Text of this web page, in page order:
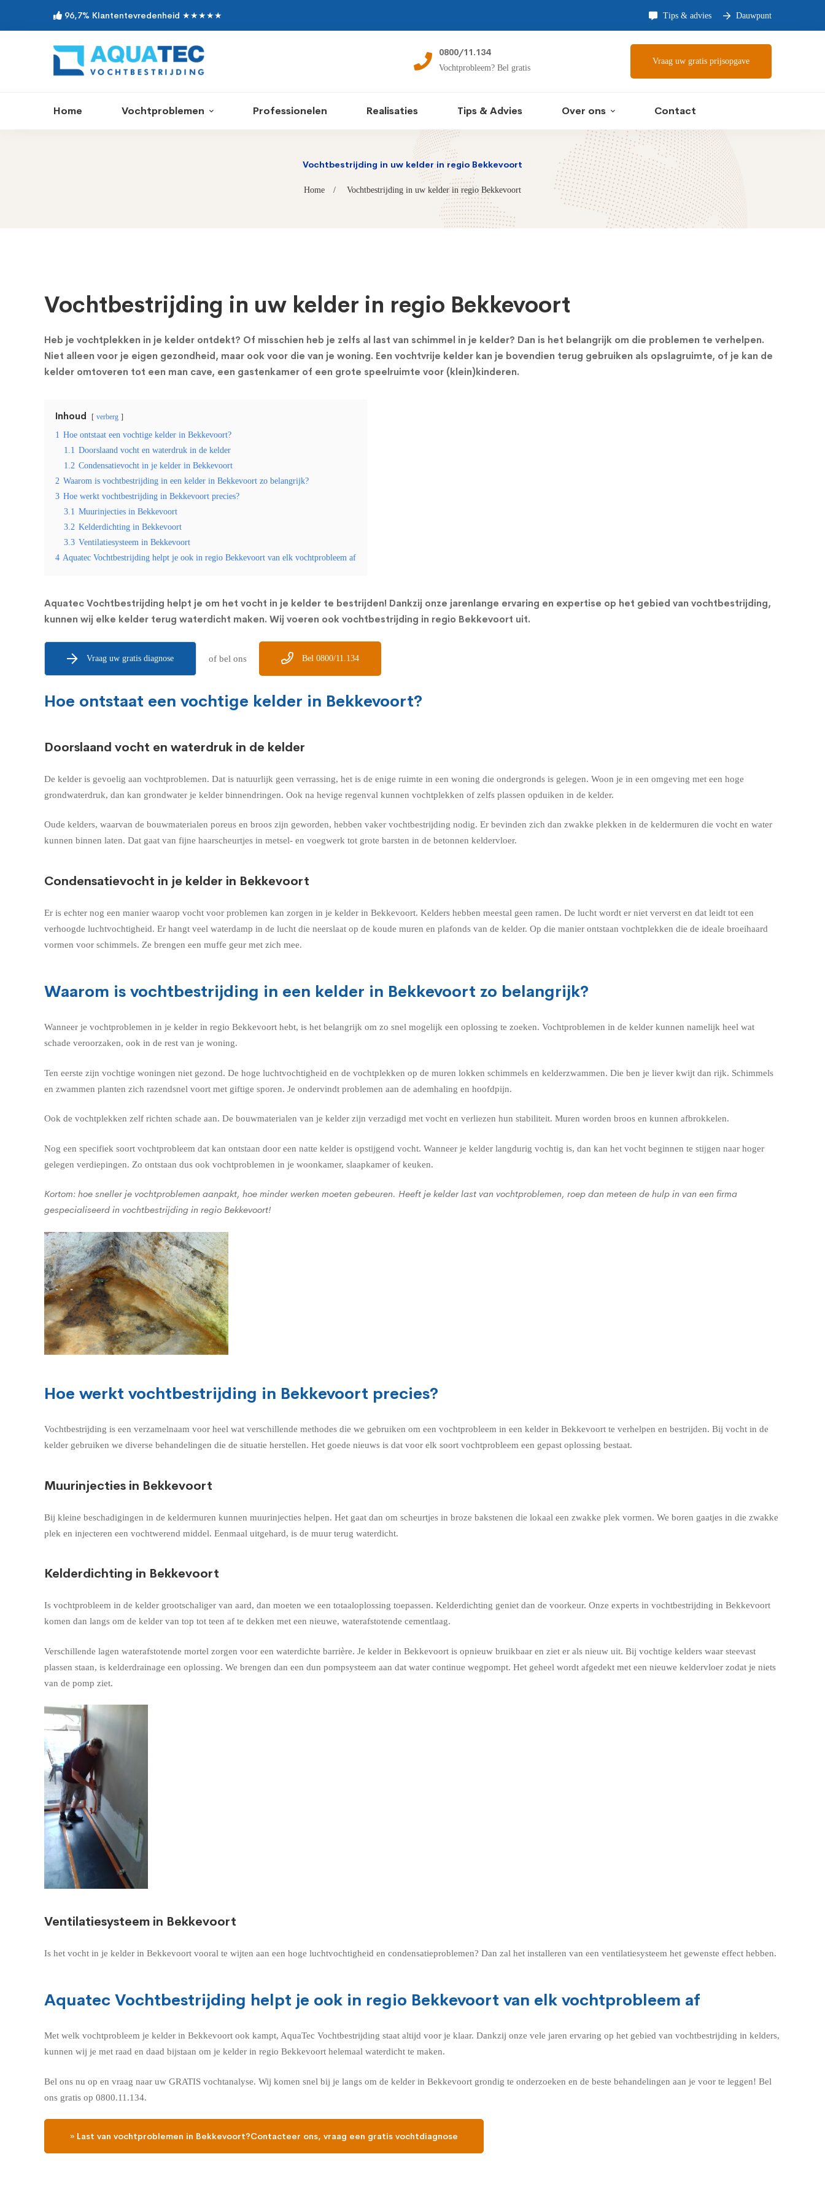
96,7% Klantentevredenheid ★★★★★ Tips & advies Dauwpunt
0800/11.134
Vochtprobleem? Bel gratis
Vraag uw gratis prijsopgave
Home Vochtproblemen Professionelen Realisaties Tips & Advies Over ons Contact
Vochtbestrijding in uw kelder in regio Bekkevoort
Home Vochtbestrijding in uw kelder in regio Bekkevoort
Vochtbestrijding in uw kelder in regio Bekkevoort
Heb je vochtplekken in je kelder ontdekt? Of misschien heb je zelfs al last van schimmel in je kelder? Dan is het belangrijk om die problemen te verhelpen.
Niet alleen voor je eigen gezondheid, maar ook voor die van je woning. Een vochtvrije kelder kan je bovendien terug gebruiken als opslagruimte, of je kan de
kelder omtoveren tot een man cave, een gastenkamer of een grote speelruimte voor (klein)kinderen.
Inhoud verberg
1 Hoe ontstaat een vochtige kelder in Bekkevoort?
1.1 Doorslaand vocht en waterdruk in de kelder
1.2 Condensatievocht in je kelder in Bekkevoort
2 Waarom is vochtbestrijding in een kelder in Bekkevoort zo belangrijk?
3 Hoe werkt vochtbestrijding in Bekkevoort precies?
3.1 Muurinjecties in Bekkevoort
3.2 Kelderdichting in Bekkevoort
3.3 Ventilatiesysteem in Bekkevoort
4 Aquatec Vochtbestrijding helpt je ook in regio Bekkevoort van elk vochtprobleem af
Aquatec Vochtbestrijding helpt je om het vocht in je kelder te bestrijden! Dankzij onze jarenlange ervaring en expertise op het gebied van vochtbestrijding,
kunnen wij elke kelder terug waterdicht maken. Wij voeren ook vochtbestrijding in regio Bekkevoort uit.
Vraag uw gratis diagnose of bel ons Bel 0800/11.134
Hoe ontstaat een vochtige kelder in Bekkevoort?
Doorslaand vocht en waterdruk in de kelder
De kelder is gevoelig aan vochtproblemen. Dat is natuurlijk geen verrassing, het is de enige ruimte in een woning die ondergronds is gelegen. Woon je in een omgeving met een hoge
grondwaterdruk, dan kan grondwater je kelder binnendringen. Ook na hevige regenval kunnen vochtplekken of zelfs plassen opduiken in de kelder.
Oude kelders, waarvan de bouwmaterialen poreus en broos zijn geworden, hebben vaker vochtbestrijding nodig. Er bevinden zich dan zwakke plekken in de keldermuren die vocht en water
kunnen binnen laten. Dat gaat van fijne haarscheurtjes in metsel- en voegwerk tot grote barsten in de betonnen keldervloer.
Condensatievocht in je kelder in Bekkevoort
Er is echter nog een manier waarop vocht voor problemen kan zorgen in je kelder in Bekkevoort. Kelders hebben meestal geen ramen. De lucht wordt er niet ververst en dat leidt tot een
verhoogde luchtvochtigheid. Er hangt veel waterdamp in de lucht die neerslaat op de koude muren en plafonds van de kelder. Op die manier ontstaan vochtplekken die de ideale broeihaard
vormen voor schimmels. Ze brengen een muffe geur met zich mee.
Waarom is vochtbestrijding in een kelder in Bekkevoort zo belangrijk?
Wanneer je vochtproblemen in je kelder in regio Bekkevoort hebt, is het belangrijk om zo snel mogelijk een oplossing te zoeken. Vochtproblemen in de kelder kunnen namelijk heel wat
schade veroorzaken, ook in de rest van je woning.
Ten eerste zijn vochtige woningen niet gezond. De hoge luchtvochtigheid en de vochtplekken op de muren lokken schimmels en kelderzwammen. Die ben je liever kwijt dan rijk. Schimmels
en zwammen planten zich razendsnel voort met giftige sporen. Je ondervindt problemen aan de ademhaling en hoofdpijn.
Ook de vochtplekken zelf richten schade aan. De bouwmaterialen van je kelder zijn verzadigd met vocht en verliezen hun stabiliteit. Muren worden broos en kunnen afbrokkelen.
Nog een specifiek soort vochtprobleem dat kan ontstaan door een natte kelder is opstijgend vocht. Wanneer je kelder langdurig vochtig is, dan kan het vocht beginnen te stijgen naar hoger
gelegen verdiepingen. Zo ontstaan dus ook vochtproblemen in je woonkamer, slaapkamer of keuken.
Kortom: hoe sneller je vochtproblemen aanpakt, hoe minder werken moeten gebeuren. Heeft je kelder last van vochtproblemen, roep dan meteen de hulp in van een firma
gespecialiseerd in vochtbestrijding in regio Bekkevoort!
Hoe werkt vochtbestrijding in Bekkevoort precies?
Vochtbestrijding is een verzamelnaam voor heel wat verschillende methodes die we gebruiken om een vochtprobleem in een kelder in Bekkevoort te verhelpen en bestrijden. Bij vocht in de
kelder gebruiken we diverse behandelingen die de situatie herstellen. Het goede nieuws is dat voor elk soort vochtprobleem een gepast oplossing bestaat.
Muurinjecties in Bekkevoort
Bij kleine beschadigingen in de keldermuren kunnen muurinjecties helpen. Het gaat dan om scheurtjes in broze bakstenen die lokaal een zwakke plek vormen. We boren gaatjes in die zwakke
plek en injecteren een vochtwerend middel. Eenmaal uitgehard, is de muur terug waterdicht.
Kelderdichting in Bekkevoort
Is vochtprobleem in de kelder grootschaliger van aard, dan moeten we een totaaloplossing toepassen. Kelderdichting geniet dan de voorkeur. Onze experts in vochtbestrijding in Bekkevoort
komen dan langs om de kelder van top tot teen af te dekken met een nieuwe, waterafstotende cementlaag.
Verschillende lagen waterafstotende mortel zorgen voor een waterdichte barrière. Je kelder in Bekkevoort is opnieuw bruikbaar en ziet er als nieuw uit. Bij vochtige kelders waar steevast
plassen staan, is kelderdrainage een oplossing. We brengen dan een dun pompsysteem aan dat water continue wegpompt. Het geheel wordt afgedekt met een nieuwe keldervloer zodat je niets
van de pomp ziet.
Ventilatiesysteem in Bekkevoort
Is het vocht in je kelder in Bekkevoort vooral te wijten aan een hoge luchtvochtigheid en condensatieproblemen? Dan zal het installeren van een ventilatiesysteem het gewenste effect hebben.
Aquatec Vochtbestrijding helpt je ook in regio Bekkevoort van elk vochtprobleem af
Met welk vochtprobleem je kelder in Bekkevoort ook kampt, AquaTec Vochtbestrijding staat altijd voor je klaar. Dankzij onze vele jaren ervaring op het gebied van vochtbestrijding in kelders,
kunnen wij je met raad en daad bijstaan om je kelder in regio Bekkevoort helemaal waterdicht te maken.
Bel ons nu op en vraag naar uw GRATIS vochtanalyse. Wij komen snel bij je langs om de kelder in Bekkevoort grondig te onderzoeken en de beste behandelingen aan je voor te leggen! Bel
ons gratis op 0800.11.134.
» Last van vochtproblemen in Bekkevoort?Contacteer ons, vraag een gratis vochtdiagnose